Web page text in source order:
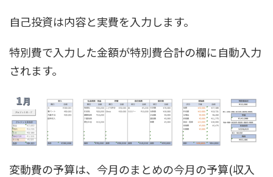
自己投資は内容と実費を入力します。
特別費で入力した金額が特別費合計の欄に自動入力
されます。
変動費の予算は、今月のまとめの今月の予算(収入